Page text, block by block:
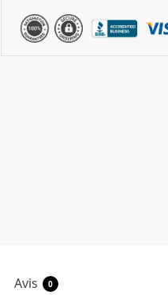
Avis 0